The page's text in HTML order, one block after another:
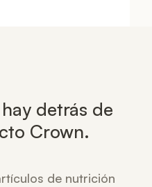
detrás de
Crown.
de nutrición